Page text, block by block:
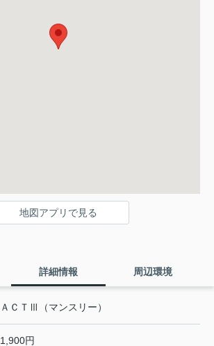
地図アプリで見る
詳細情報 周辺環境
ＡＣＴⅢ（マンスリー）
1,900円